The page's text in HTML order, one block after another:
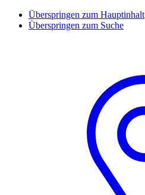
Überspringen zum Hauptinhalt
Überspringen zum Suche